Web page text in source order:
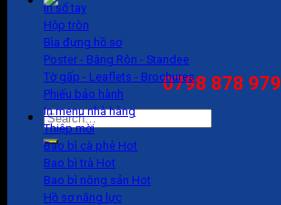
0798 878 979
Search
for:
In sổ tay
Hộp tròn
Bìa đựng hồ sơ
Poster - Băng Rôn - Standee
Tờ gấp - Leaflets - Brochures
Phiếu bảo hành
In menu nhà hàng
Thiệp mời
Bao bì cà phê
Bao bì trà
Bao bì nông sản
Hồ sơ năng lực